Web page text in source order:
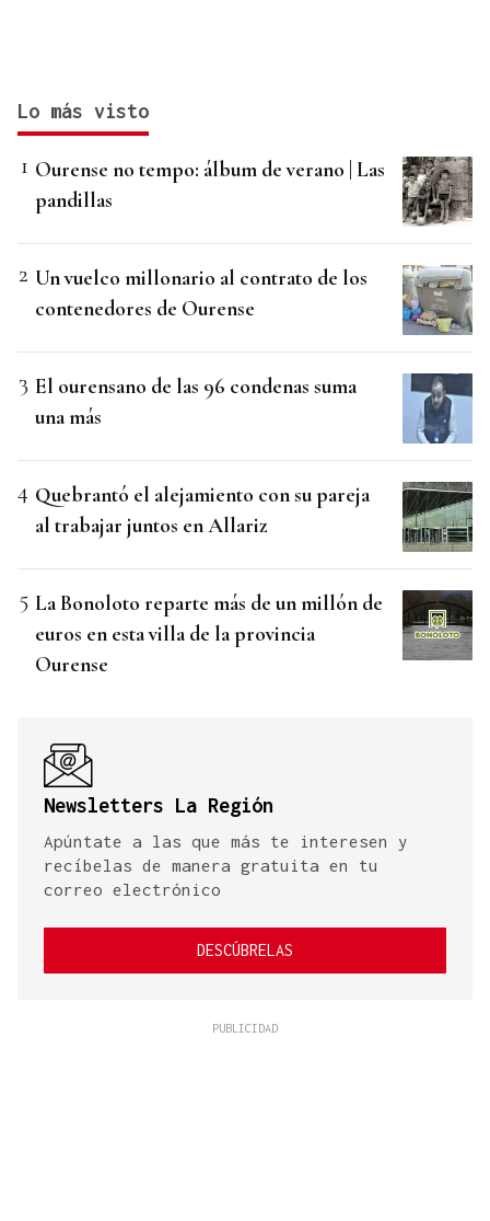
Lo más visto
Ourense no tempo: álbum de verano | Las
pandillas
Un vuelco millonario al contrato de los
contenedores de Ourense
El ourensano de las 96 condenas suma
una más
Quebrantó el alejamiento con su pareja
al trabajar juntos en Allariz
La Bonoloto reparte más de un millón de
euros en esta villa de la provincia
Ourense
Newsletters La Región
Apúntate a las que más te interesen y
recíbelas de manera gratuita en tu
correo electrónico
DESCÚBRELAS